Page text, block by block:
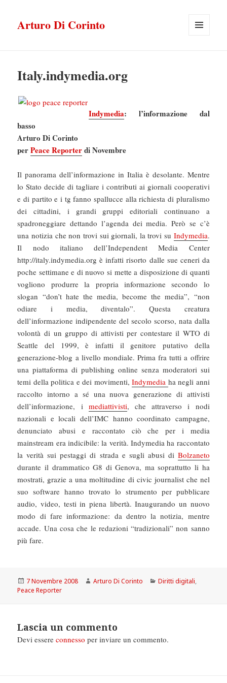
Arturo Di Corinto
Italy.indymedia.org
Indymedia: l’informazione dal
basso
Arturo Di Corinto
perPeace Reporterdi Novembre
Il panorama dell’informazione in Italia è desolante. Mentre
lo Stato decide di tagliare i contributi ai giornali cooperativi
e di partito e i tg fanno spallucce alla richiesta di pluralismo
dei cittadini, i grandi gruppi editoriali continuano a
spadroneggiare dettando l’agenda dei media. Però se c’è
una notizia che non trovi sui giornali, la trovi su Indymedia.
Il nodo italiano dell’Independent Media Center
http://italy.indymedia.org è infatti risorto dalle sue ceneri da
poche settimane e di nuovo si mette a disposizione di quanti
vogliono produrre la propria informazione secondo lo
slogan “don’t hate the media, become the media”, “non
odiare i media, diventalo”. Questa creatura
dell’informazione indipendente del secolo scorso, nata dalla
volontà di un gruppo di attivisti per contestare il WTO di
Seattle del 1999, è infatti il genitore putativo della
generazione-blog a livello mondiale. Prima fra tutti a offrire
una piattaforma di publishing online senza moderatori sui
temi della politica e dei movimenti,Indymedia ha negli anni
raccolto intorno a sé una nuova generazione di attivisti
dell’informazione, i mediattivisti, che attraverso i nodi
nazionali e locali dell’IMC hanno coordinato campagne,
denunciato abusi e raccontato ciò che per i media
mainstream era indicibile: la verità. Indymedia ha raccontato
la verità sui pestaggi di strada e sugli abusi di Bolzaneto
durante il drammatico G8 di Genova, ma soprattutto li ha
mostrati, grazie a una moltitudine di civic journalist che nel
suo software hanno trovato lo strumento per pubblicare
audio, video, testi in piena libertà. Inaugurando un nuovo
modo di fare informazione: da dentro la notizia, mentre
accade. Una cosa che le redazioni “tradizionali” non sanno
più fare.
Scritto
il
7 Novembre 2008 Autore
Arturo Di Corinto Categorie
Diritti digitali,
Peace Reporter
Lascia un commento
Devi essereconnesso per inviare un commento.